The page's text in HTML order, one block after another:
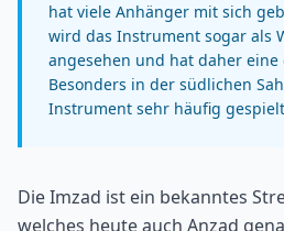
hat viele Anhänger mit sich
wird das Instrument sogar als
angesehen und hat daher
Besonders in der südlichen
Instrument sehr häufig
Die Imzad ist ein bekanntes
welches heute auch Anzad